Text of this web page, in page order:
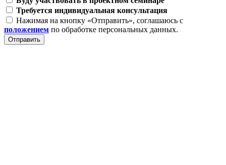
Требуется индивидуальная консультация
Нажимая на кнопку «Отправить», соглашаюсь с
положением по обработке персональных данных.
Отправить